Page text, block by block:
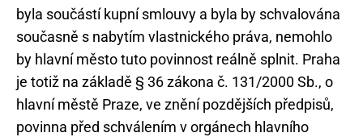
byla součástí kupní smlouvy a byla by schvalována
současně s nabytím vlastnického práva, nemohlo
by hlavní město tuto povinnost reálně splnit. Praha
je totiž na základě § 36 zákona č. 131/2000 Sb., o
hlavní městě Praze, ve znění pozdějších předpisů,
povinna před schválením v orgánech hlavního